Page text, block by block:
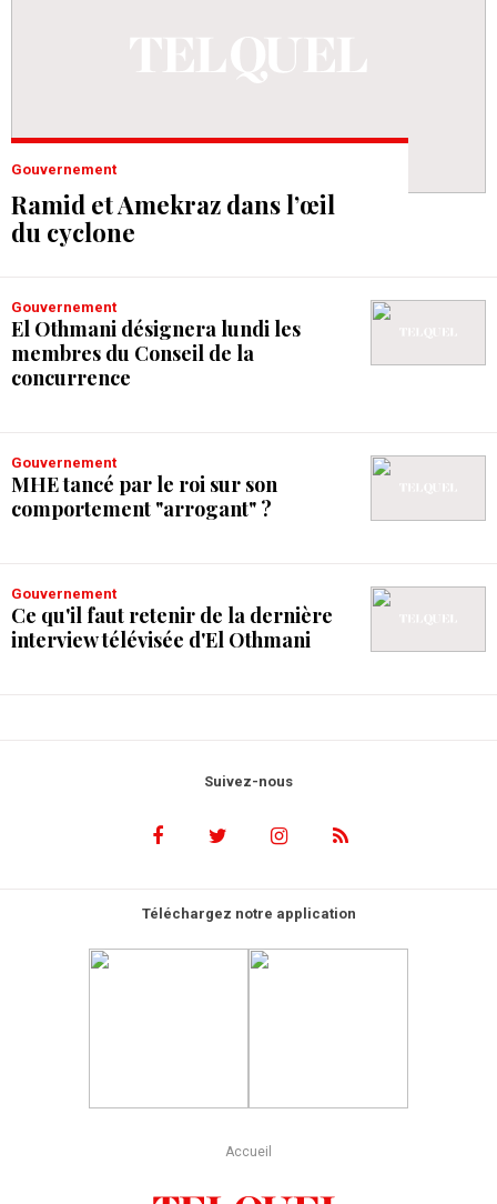
Gouvernement
Ramid et Amekraz dans l’œil
du cyclone
Gouvernement
El Othmani désignera lundi les
membres du Conseil de la
concurrence
Gouvernement
MHE tancé par le roi sur son
comportement "arrogant" ?
Gouvernement
Ce qu'il faut retenir de la dernière
interview télévisée d'El Othmani
Suivez-nous
Téléchargez notre application
Accueil